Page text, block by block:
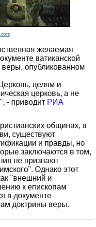
желаемая
ватиканской
веры, опубликованном
целям и
церковь, а не
- приводит РИА
общинах, в
существуют
и правды, но
заключаются в том,
не признают
Однако этот
"внешний и
к епископам
в документе
доктрины веры.